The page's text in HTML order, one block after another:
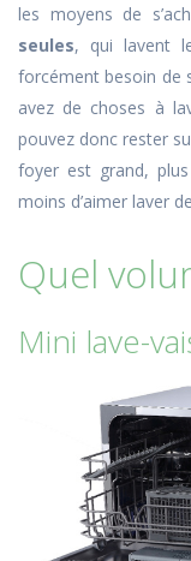
les moyens de
seules, qui lavent
forcément besoin de
avez de choses à
pouvez donc rester
foyer est grand,
moins d’aimer laver
Quel
Mini lave-